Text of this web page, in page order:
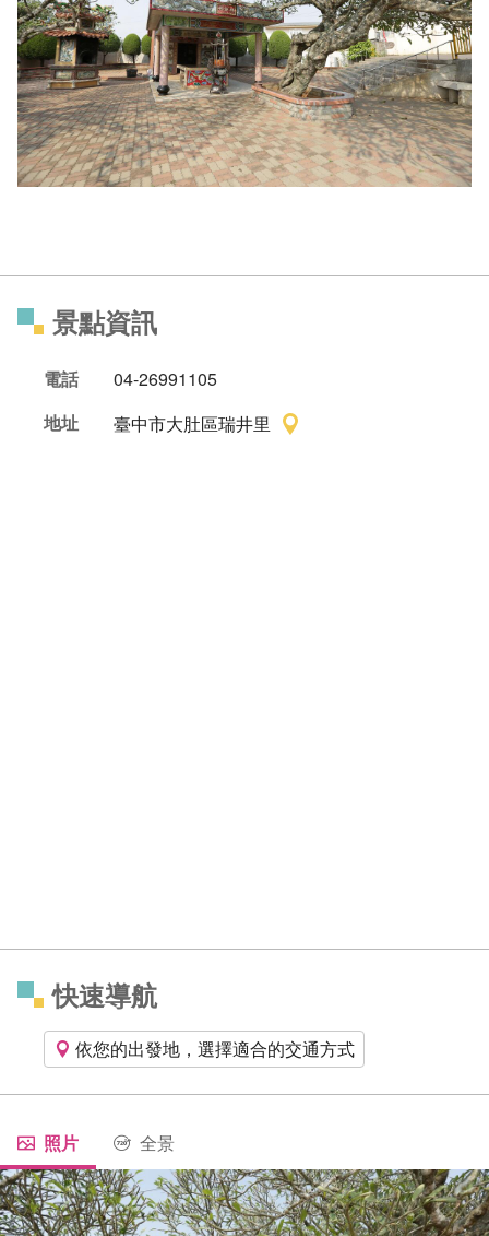
景點資訊
電話
04-26991105
地址
臺中市大肚區瑞井里
快速導航
依您的出發地，選擇適合的交通方式
照片 全景